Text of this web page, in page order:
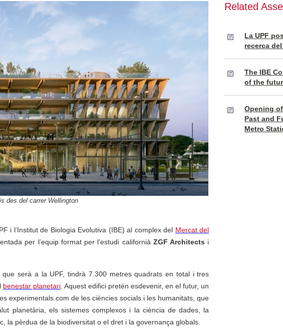
des del carrer Wellington
i l’Institut de Biologia Evolutiva (IBE) al complex del Mercat del
per l’equip format per l’estudi californià ZGF Architects i
serà a la UPF, tindrà 7.300 metres quadrats en total i tres
benestar planetari. Aquest edifici pretén esdevenir, en el futur, un
experimentals com de les ciències socials i les humanitats, que
planetària, els sistemes complexos i la ciència de dades, la
la pèrdua de la biodiversitat o el dret i la governança globals.
Related
La UPF
recerca
The IBE
of the
Opening
Past and
Metro